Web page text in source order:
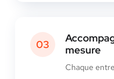
03
mesure
Chaque